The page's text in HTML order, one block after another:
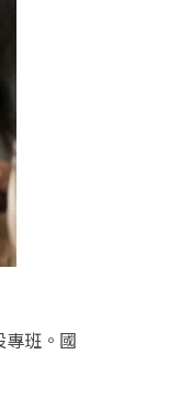
專班。國